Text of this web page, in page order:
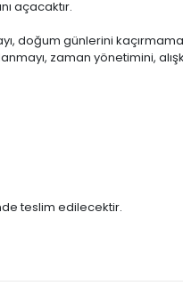
açacaktır.
doğum günlerini
zaman yönetimini,
teslim edilecektir.